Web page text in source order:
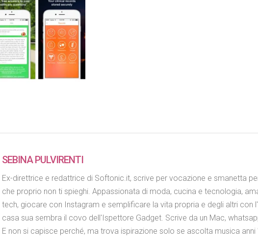
SEBINA PULVIRENTI
Ex-direttrice e redattrice di Softonic.it, scrive per vocazione e smanetta
che proprio non ti spieghi. Appassionata di moda, cucina e tecnologia,
tech, giocare con Instagram e semplificare la vita propria e degli altri con
casa sua sembra il covo dell'Ispettore Gadget. Scrive da un Mac,
E non si capisce perché, ma trova ispirazione solo se ascolta musica anni